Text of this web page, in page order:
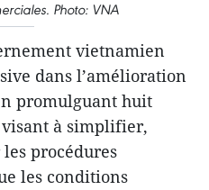
Photo: VNA
vietnamien
dans l’amélioration
promulguant huit
visant à simplifier,
procédures
les conditions